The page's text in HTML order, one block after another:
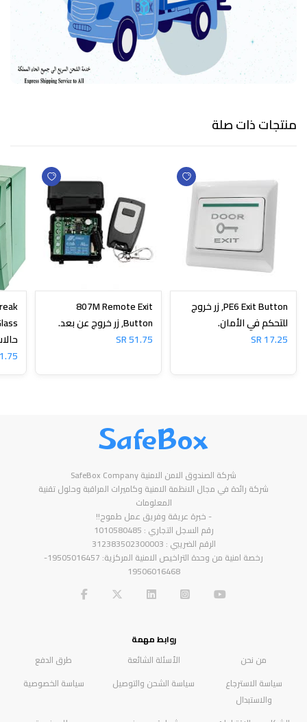
منتجات ذات صلة
PE6 Exit Button, زر خروج
للتحكم في الأمان.
17.25 SR
807M Remote Exit
Button, زر خروج عن بعد.
51.75 SR
SR
SafeBox
شركة الصندوق الامن الامنية SafeBox Company
شركة رائدة في مجال الانظمة الامنية وكاميرات المراقبة وحلول تقنية
المعلومات
- خبرة عريقة وفريق عمل طموح!!
رقم السجل التجاري : 1010580485
الرقم الضريبي : 312383502300003
رخصة امنية من وحدة التراخيص الامنية المركزية: 19505016457-
19506016468
روابط مهمة
من نحن
الأسئلة الشائعة
طرق الدفع
سياسة الاسترجاع
والاستبدال
سياسة الشحن والتوصيل سياسة الخصوصية